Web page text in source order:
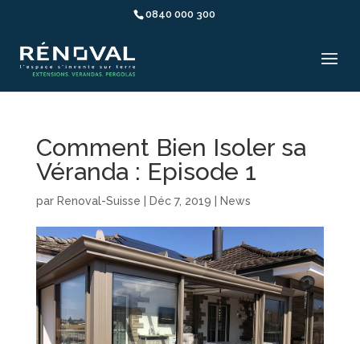
0840 000 300
Comment Bien Isoler sa
Véranda : Episode 1
par Renoval-Suisse Déc 7, 2019 News